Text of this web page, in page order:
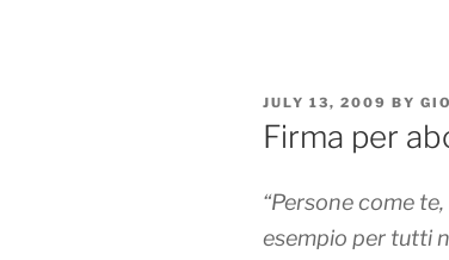
POSTED
ON
JULY 13, 2009 BY
Firma per
“Persone come
esempio per tutti